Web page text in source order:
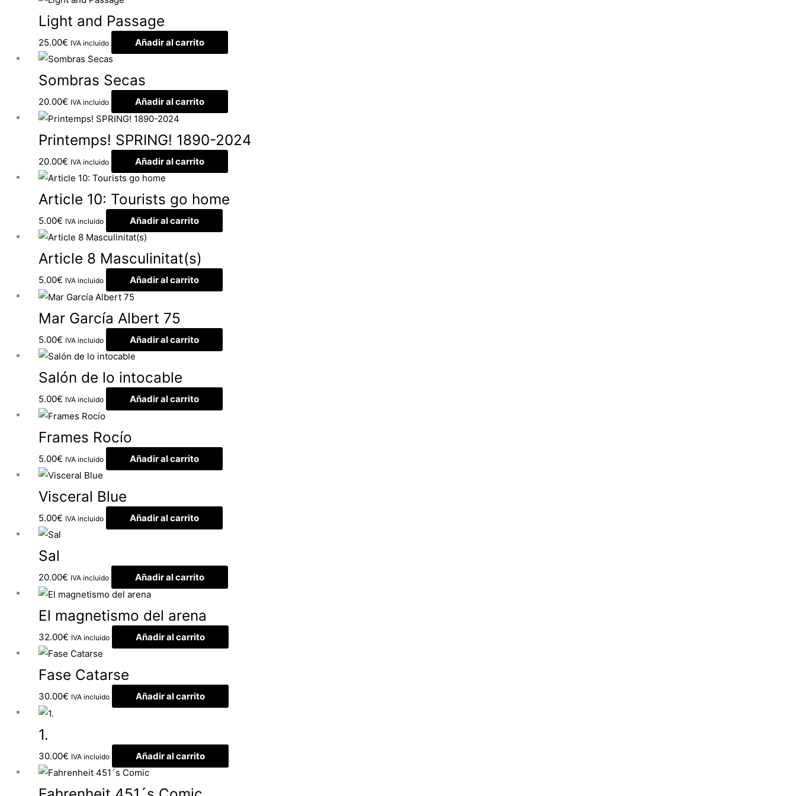
Light and Passage
25.00€ IVA incluido Añadir al carrito
Sombras Secas
20.00€ IVA incluido Añadir al carrito
Printemps! SPRING! 1890-2024
20.00€ IVA incluido Añadir al carrito
Article 10: Tourists go home
5.00€ IVA incluido Añadir al carrito
Article 8 Masculinitat(s)
5.00€ IVA incluido Añadir al carrito
Mar García Albert 75
5.00€ IVA incluido Añadir al carrito
Salón de lo intocable
5.00€ IVA incluido Añadir al carrito
Frames Rocío
5.00€ IVA incluido Añadir al carrito
Visceral Blue
5.00€ IVA incluido Añadir al carrito
Sal
20.00€ IVA incluido Añadir al carrito
El magnetismo del arena
32.00€ IVA incluido Añadir al carrito
Fase Catarse
30.00€ IVA incluido Añadir al carrito
1.
30.00€ IVA incluido Añadir al carrito